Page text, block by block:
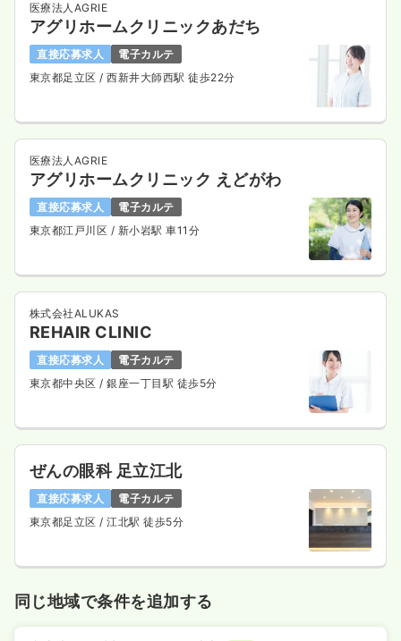
医療法人AGRIE
アグリホームクリニックあだち
直接応募求人
電子カルテ
東京都足立区 / 西新井大師西駅 徒歩22分
医療法人AGRIE
アグリホームクリニック えどがわ
直接応募求人
電子カルテ
東京都江戸川区 / 新小岩駅 車11分
株式会社ALUKAS
REHAIR CLINIC
直接応募求人
電子カルテ
東京都中央区 / 銀座一丁目駅 徒歩5分
ぜんの眼科 足立江北
直接応募求人
電子カルテ
東京都足立区 / 江北駅 徒歩5分
同じ地域で条件を追加する